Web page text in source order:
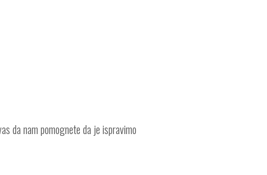
da nam pomognete da je ispravimo